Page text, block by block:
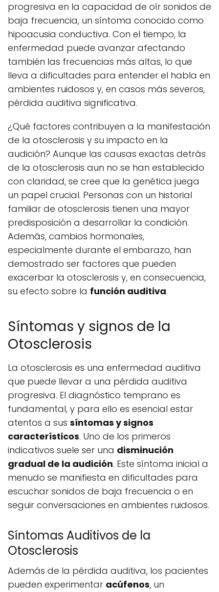
progresiva en la capacidad de oír sonidos de
baja frecuencia, un síntoma conocido como
hipoacusia conductiva. Con el tiempo, la
enfermedad puede avanzar afectando
también las frecuencias más altas, lo que
lleva a dificultades para entender el habla en
ambientes ruidosos y, en casos más severos,
pérdida auditiva significativa.
¿Qué factores contribuyen a la manifestación
de la otosclerosis y su impacto en la
audición? Aunque las causas exactas detrás
de la otosclerosis aun no se han establecido
con claridad, se cree que la genética juega
un papel crucial. Personas con un historial
familiar de otosclerosis tienen una mayor
predisposición a desarrollar la condición.
Además, cambios hormonales,
especialmente durante el embarazo, han
demostrado ser factores que pueden
exacerbar la otosclerosis y, en consecuencia,
su efecto sobre la función auditiva.
Síntomas y signos de la
Otosclerosis
La otosclerosis es una enfermedad auditiva
que puede llevar a una pérdida auditiva
progresiva. El diagnóstico temprano es
fundamental, y para ello es esencial estar
atentos a sus síntomas y signos
característicos. Uno de los primeros
indicativos suele ser una disminución
gradual de la audición. Este síntoma inicial a
menudo se manifiesta en dificultades para
escuchar sonidos de baja frecuencia o en
seguir conversaciones en ambientes ruidosos.
Síntomas Auditivos de la
Otosclerosis
Además de la pérdida auditiva, los pacientes
pueden experimentar acúfenos, un